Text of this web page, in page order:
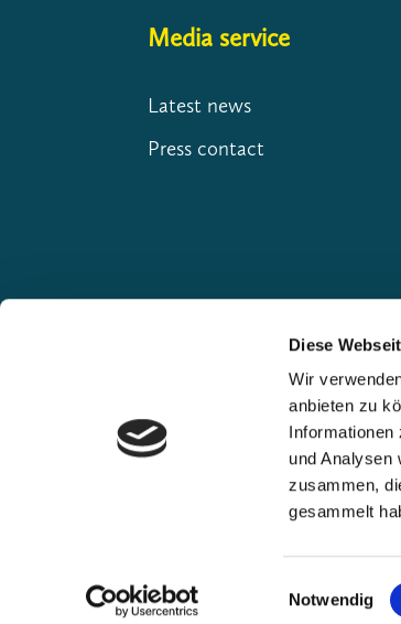
Diese
Wir
anbieten zu
Informationen
und Analysen
zusammen,
gesammelt
Notwendig
Media service
Latest news
Press contact
Our premium partners